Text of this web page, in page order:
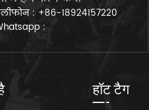
: +86-18924157220
:
हॉट टैग